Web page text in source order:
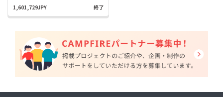
1,601,729JPY 終了